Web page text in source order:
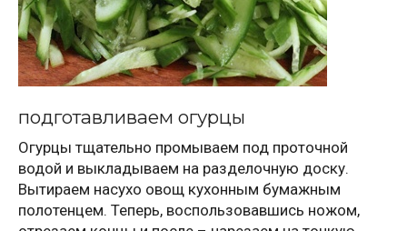
подготавливаем огурцы
Огурцы тщательно промываем под проточной
водой и выкладываем на разделочную доску.
Вытираем насухо овощ кухонным бумажным
полотенцем. Теперь, воспользовавшись ножом,